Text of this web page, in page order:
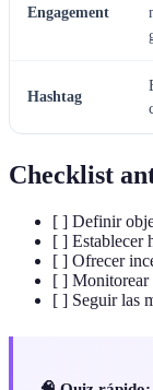
Engagement
Hashtag
Checklist
[ ] Definir
[ ] Establecer
[ ] Ofrecer
[ ] Monitorear
[ ] Seguir las